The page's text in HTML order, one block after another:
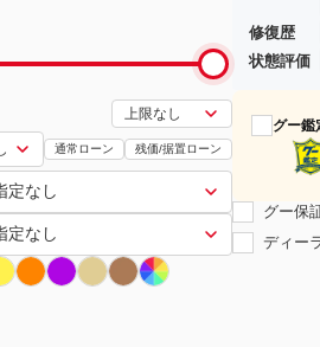
通常ローン 残価/据置ローン
修復歴
状態評価
グー鑑
グー保
ディー